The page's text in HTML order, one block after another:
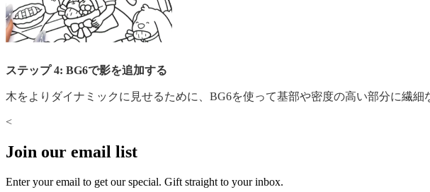
ステップ 4: BG6で影を追加する
木をよりダイナミックに見せるために、BG6を使って基部や密度の高い部分に繊
<
Join our email list
Enter your email to get our special. Gift straight to your inbox.